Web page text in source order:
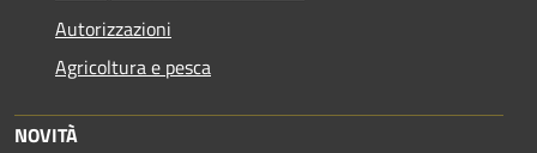
Autorizzazioni
Agricoltura e pesca
NOVITÀ